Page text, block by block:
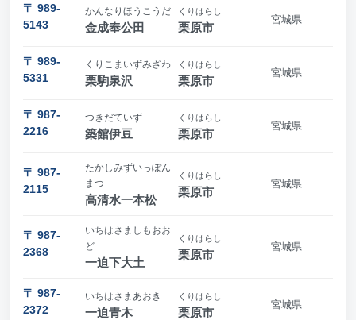
〒 989-
5143
かんなりほうこうだ
金成奉公田
くりはらし
栗原市
宮城県
〒 989-
5331
くりこまいずみざわ
栗駒泉沢
くりはらし
栗原市
宮城県
〒 987-
2216
つきだていず
築館伊豆
くりはらし
栗原市
宮城県
〒 987-
2115
たかしみずいっぽん
まつ
高清水一本松
くりはらし
栗原市
宮城県
〒 987-
2368
いちはさましもおお
ど
一迫下大土
くりはらし
栗原市
宮城県
〒 987-
2372
いちはさまあおき
一迫青木
くりはらし
栗原市
宮城県